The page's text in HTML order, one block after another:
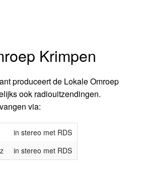
Krimpen
produceert de Lokale Omroep
ook radiouitzendingen.
via:
in stereo met RDS
in stereo met RDS